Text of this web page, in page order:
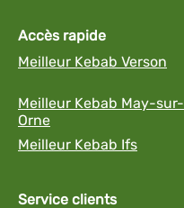
Accès rapide
Meilleur Kebab Verson
Meilleur Kebab May-sur-
Orne
Meilleur Kebab Ifs
Service clients